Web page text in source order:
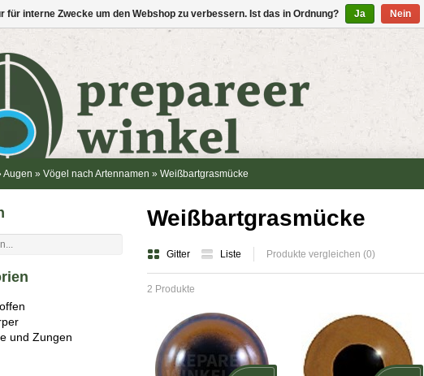
Augen » Vögel nach Artennamen » Weißbartgrasmücke
Weißbartgrasmücke
Gitter Liste Produkte vergleichen (0)
2 Produkte
und Zungen
für interne Zwecke um den Webshop zu verbessern. Ist das in Ordnung? Ja Nein